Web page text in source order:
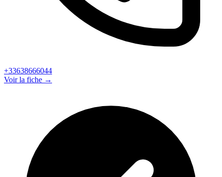
+33638666044
Voir la fiche →